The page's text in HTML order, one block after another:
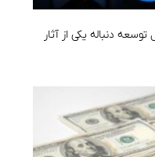
دنباله یکی از آثار